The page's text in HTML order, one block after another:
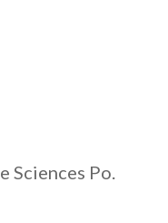
Sciences Po.